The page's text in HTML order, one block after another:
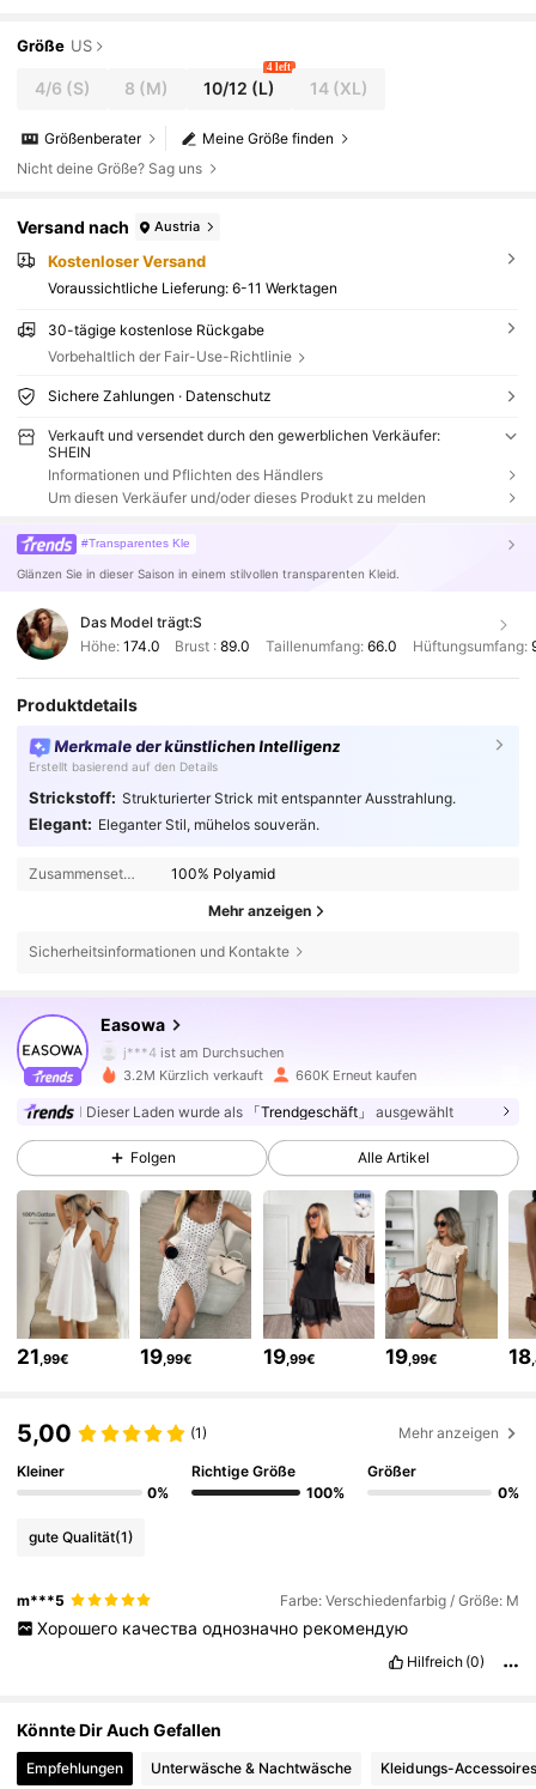
Größe US
4/6 (S) 8 (M) 10/12 (L)
4 left
14(XL)
Meine Größe finden
Größenberater
Nicht deine Größe? Sag uns
Versand nach Austria
Kostenloser Versand
Voraussichtliche Lieferung: 6-11 Werktagen
30-tägige kostenlose Rückgabe
Vorbehaltlich der Fair-Use-Richtlinie
Sichere Zahlungen · Datenschutz
Verkauft und versendet durch den gewerblichen Verkäufer:
SHEIN
Informationen und Pflichten des Händlers
Um diesen Verkäufer und/oder dieses Produkt zu melden
#Transparentes Kle
Glänzen Sie in dieser Saison in einem stilvollen transparenten Kleid.
Das Model trägt:S
Höhe: 174.0 Brust :89.0 Taillenumfang: 66.0 Hüftungsumfang:
Produktdetails
Merkmale der künstlichen Intelligenz
Erstellt basierend auf den Details
Strickstoff: Strukturierter Strick mit entspannter Ausstrahlung.
Elegant: Eleganter Stil, mühelos souverän.
Zusammensetzung: 100% Polyamid
Mehr anzeigen
Sicherheitsinformationen und Kontakte
Easowa
j***4 ist am Durchsuchen
4,69
250K Follower
4,69
4,69 250K Follower
4,69 250K Follower
250K Follower
4,69 250K Follower
3.2M Kürzlich verkauft 660K Erneut kaufen
Dieser Laden wurde als 「Trendgeschäft」 ausgewählt
Folgen Alle Artikel
21,99€ 19,99€ 19,99€ 19,99€ 18
5,00 (1) Mehr anzeigen
Kleiner
0%
Richtige Größe
100%
Größer
0%
gute Qualität(1)
m***5 Farbe: Verschiedenfarbig / Größe: M
Хорошего качества однозначно рекомендую
Hilfreich (0)
Könnte Dir Auch Gefallen
Empfehlungen Unterwäsche & Nachtwäsche Kleidungs-Accessoires